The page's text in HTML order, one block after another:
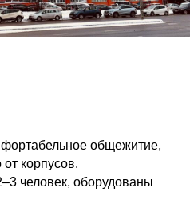
общежитие,
корпусов.
человек, оборудованы
язык
тесты